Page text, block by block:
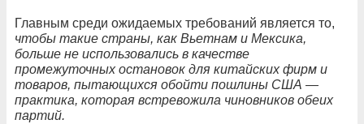
Главным среди ожидаемых требований является то,
чтобы такие страны, как Вьетнам и Мексика,
больше не использовались в качестве
промежуточных остановок для китайских фирм и
товаров, пытающихся обойти пошлины США —
практика, которая встревожила чиновников обеих
партий.